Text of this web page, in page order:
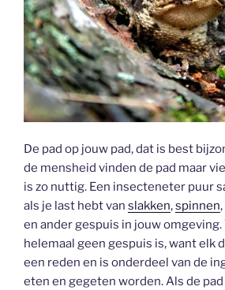
De pad op jouw pad, dat is best
de mensheid vinden de pad maar
is zo nuttig. Een insecteneter puur
als je last hebt van slakken,spinnen,
en ander gespuis in jouw
helemaal geen gespuis is, want elk
een reden en is onderdeel van de
eten en gegeten worden. Als de